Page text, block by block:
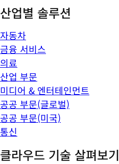
산업별 솔루션
자동차
금융 서비스
의료
산업 부문
미디어 & 엔터테인먼트
공공 부문(글로벌)
공공 부문(미국)
통신
클라우드 기술 살펴보기